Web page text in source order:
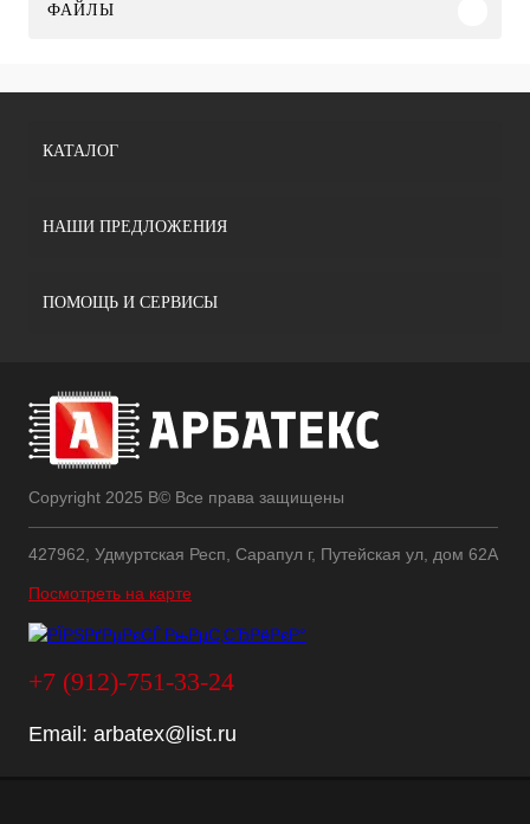
ФАЙЛЫ
КАТАЛОГ
НАШИ ПРЕДЛОЖЕНИЯ
ПОМОЩЬ И СЕРВИСЫ
Copyright 2025 В© Все права защищены
427962, Удмуртская Респ, Сарапул г, Путейская ул, дом 62А
Посмотреть на карте
+7 (912)-751-33-24
Email: arbatex@list.ru